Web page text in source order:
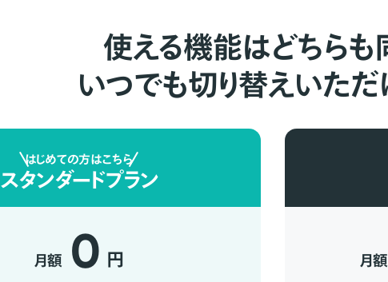
使える機能はどちらも
いつでも切り替えいただ
はじめての方はこちら
スタンダードプラン
月額 0 円 月額